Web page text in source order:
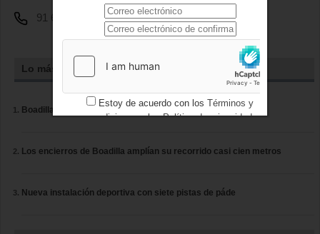
91 634 93 00 ext. 377
Lo más leído
Boadilla renueva la pintura vial de treinta vías municipales
Los encierros de Boadilla amplían su recorrido casi cien metros
Nueva instalación deportiva con siete pistas de páde
Estoy de acuerdo con los Términos y
condicionesy losPolítica de privacidad